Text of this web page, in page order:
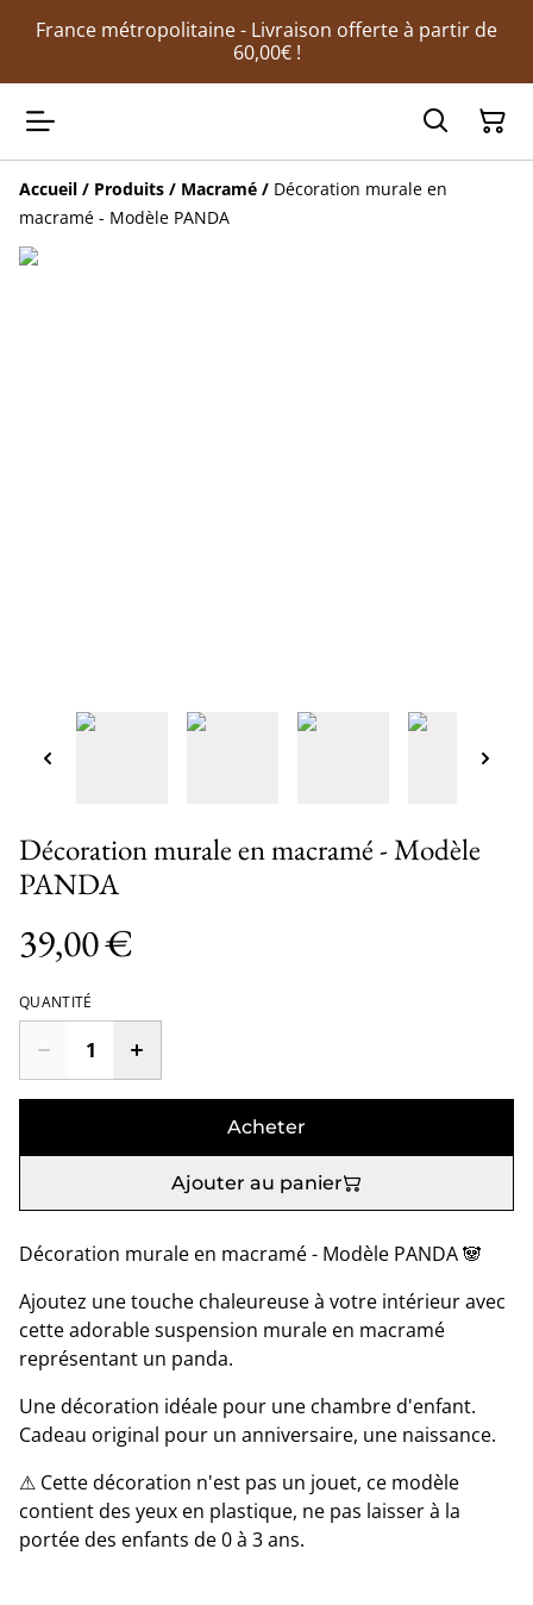
France métropolitaine - Livraison offerte à partir de
60,00€ !
Accueil / Produits / Macramé / Décoration murale en
macramé - Modèle PANDA
Décoration murale en macramé - Modèle
PANDA
39,00 €
QUANTITÉ
Acheter
Ajouter au panier
Décoration murale en macramé - Modèle PANDA 🐼
Ajoutez une touche chaleureuse à votre intérieur avec
cette adorable suspension murale en macramé
représentant un panda.
Une décoration idéale pour une chambre d'enfant.
Cadeau original pour un anniversaire, une naissance.
⚠ Cette décoration n'est pas un jouet, ce modèle
contient des yeux en plastique, ne pas laisser à la
portée des enfants de 0 à 3 ans.